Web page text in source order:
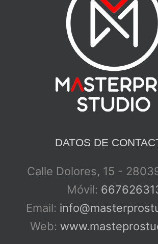
DATOS DE
Calle Dolores, 15 -
Móvil:
Email:
Web: